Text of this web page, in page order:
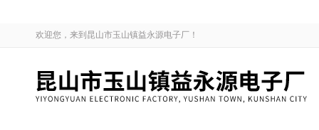
欢迎您，来到昆山市玉山镇益永源电子厂！